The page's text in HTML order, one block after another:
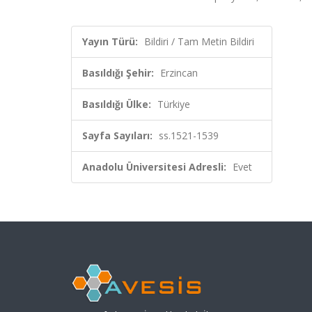
Yayın Türü: Bildiri / Tam Metin Bildiri
Basıldığı Şehir: Erzincan
Basıldığı Ülke: Türkiye
Sayfa Sayıları: ss.1521-1539
Anadolu Üniversitesi Adresli: Evet